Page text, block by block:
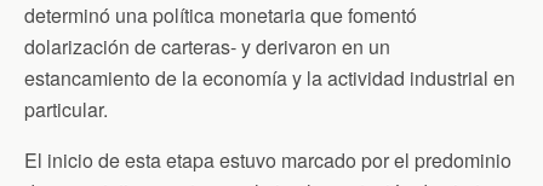
determinó una política monetaria que fomentó
dolarización de carteras- y derivaron en un
estancamiento de la economía y la actividad industrial en
particular.
El inicio de esta etapa estuvo marcado por el predominio